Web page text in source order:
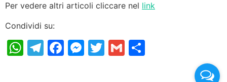
Per vedere altri articoli cliccare nel link
Condividi su:
WhatsApp
Telegram
Facebook
Messenger
Twitter
Gmail